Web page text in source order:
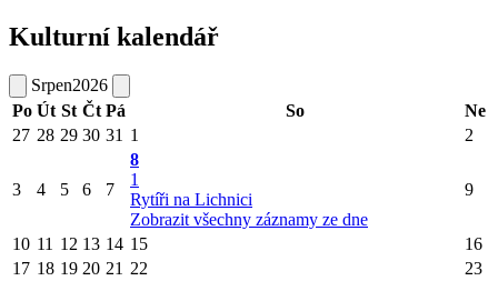
Kulturní kalendář
Srpen2026
Po Út St Čt Pá So
Ne
27 28 29 30 31 1 2
3 4 5 6 7
8
1
Rytíři na Lichnici
Zobrazit všechny záznamy ze dne
9
10 11 12 13 14 15
16
17 18 19 20 21 22 23